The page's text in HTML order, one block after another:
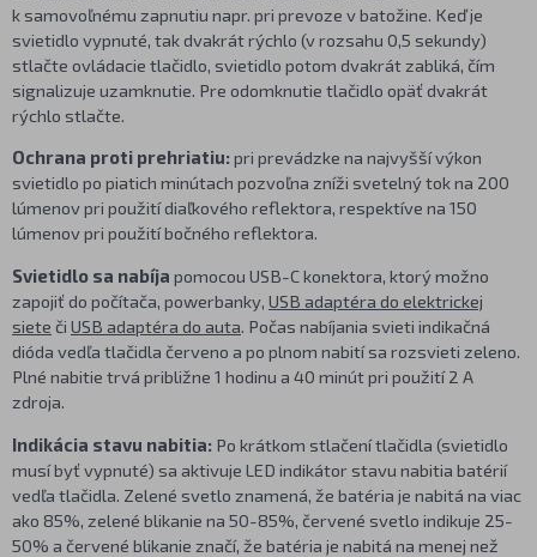
k samovoľnému zapnutiu napr. pri prevoze v batožine. Keď je
svietidlo vypnuté, tak dvakrát rýchlo (v rozsahu 0,5 sekundy)
stlačte ovládacie tlačidlo, svietidlo potom dvakrát zabliká, čím
signalizuje uzamknutie. Pre odomknutie tlačidlo opäť dvakrát
rýchlo stlačte.
Ochrana proti prehriatiu:pri prevádzke na najvyšší výkon
svietidlo po piatich minútach pozvoľna zníži svetelný tok na 200
lúmenov pri použití diaľkového reflektora, respektíve na 150
lúmenov pri použití bočného reflektora.
Svietidlo sa nabíja pomocou USB-C konektora, ktorý možno
zapojiť do počítača, powerbanky, USB adaptéra do elektrickej
siete či USB adaptéra do auta. Počas nabíjania svieti indikačná
dióda vedľa tlačidla červeno a po plnom nabití sa rozsvieti zeleno.
Plné nabitie trvá približne 1 hodinu a 40 minút pri použití 2 A
zdroja.
Indikácia stavu nabitia: Po krátkom stlačení tlačidla (svietidlo
musí byť vypnuté) sa aktivuje LED indikátor stavu nabitia batérií
vedľa tlačidla. Zelené svetlo znamená, že batéria je nabitá na viac
ako 85%, zelené blikanie na 50-85%, červené svetlo indikuje 25-
50% a červené blikanie značí, že batéria je nabitá na menej než